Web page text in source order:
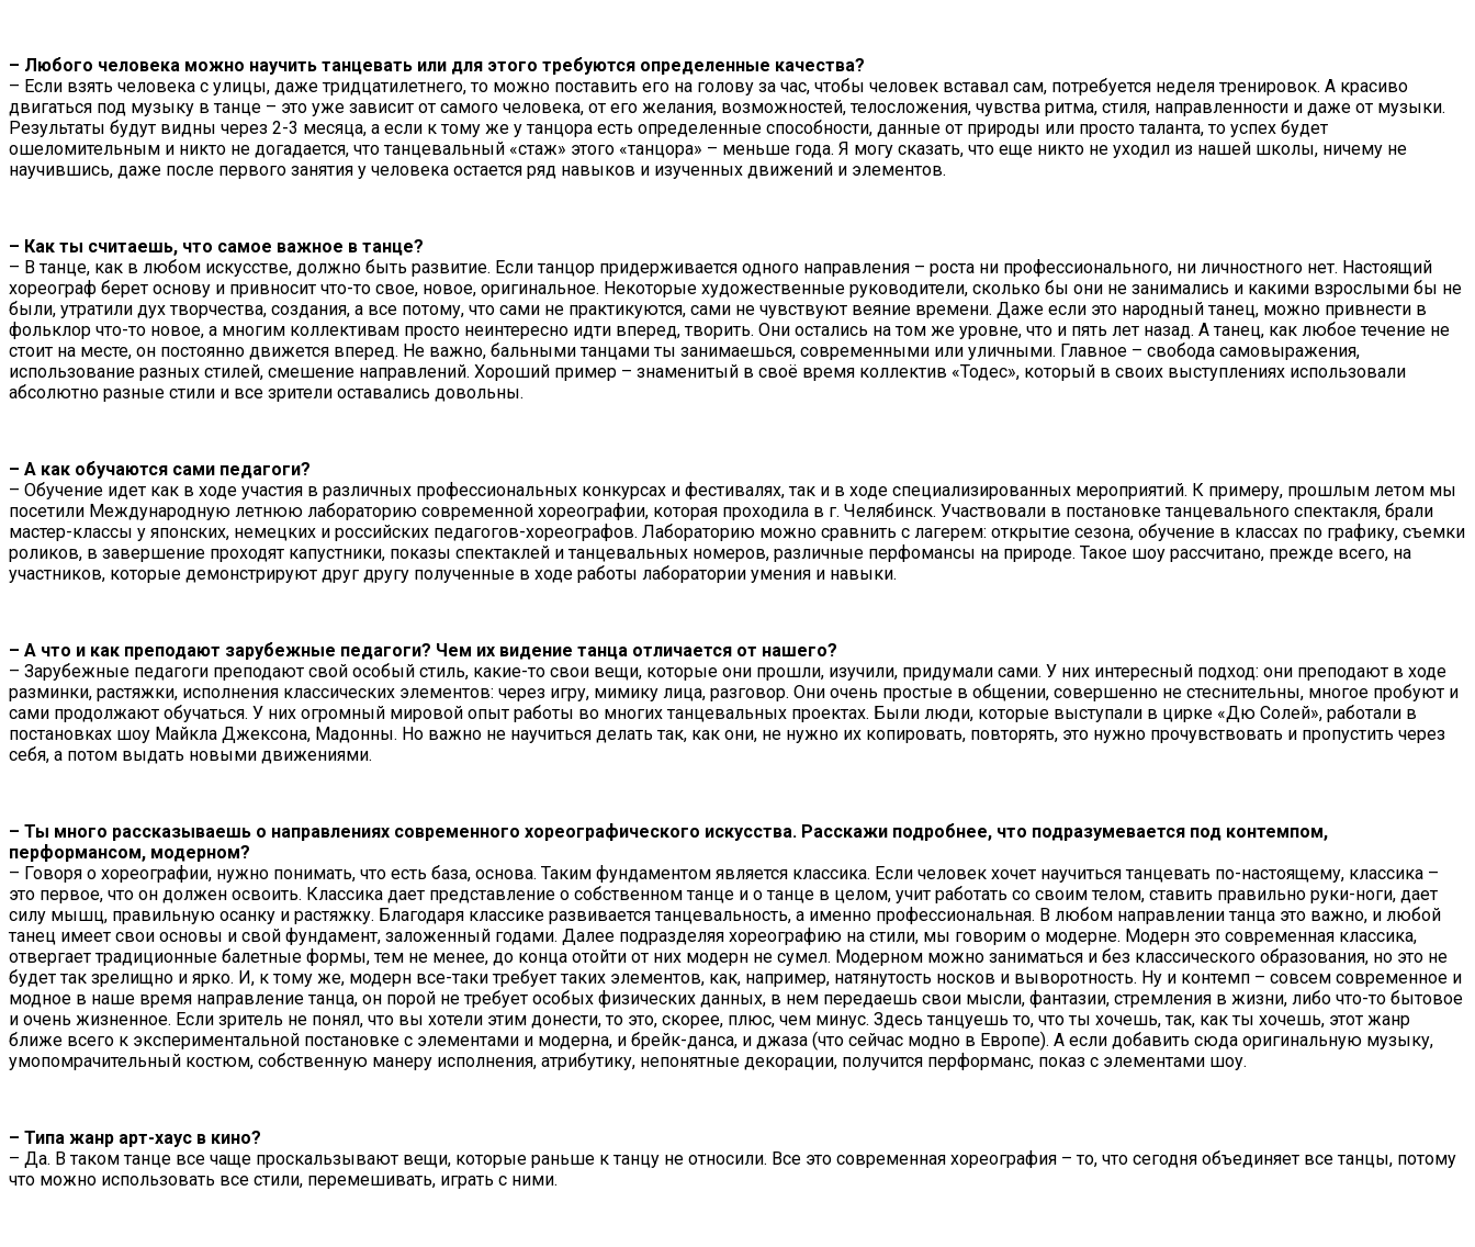
– Любого человека можно научить танцевать или для этого требуются определенные качества?
– Если взять человека с улицы, даже тридцатилетнего, то можно поставить его на голову за час, чтобы человек вставал сам, потребуется неделя тренировок. А красиво
двигаться под музыку в танце – это уже зависит от самого человека, от его желания, возможностей, телосложения, чувства ритма, стиля, направленности и даже от музыки.
Результаты будут видны через 2-3 месяца, а если к тому же у танцора есть определенные способности, данные от природы или просто таланта, то успех будет
ошеломительным и никто не догадается, что танцевальный «стаж» этого «танцора» – меньше года. Я могу сказать, что еще никто не уходил из нашей школы, ничему не
научившись, даже после первого занятия у человека остается ряд навыков и изученных движений и элементов.
– Как ты считаешь, что самое важное в танце?
– В танце, как в любом искусстве, должно быть развитие. Если танцор придерживается одного направления – роста ни профессионального, ни личностного нет. Настоящий
хореограф берет основу и привносит что-то свое, новое, оригинальное. Некоторые художественные руководители, сколько бы они не занимались и какими взрослыми бы не
были, утратили дух творчества, создания, а все потому, что сами не практикуются, сами не чувствуют веяние времени. Даже если это народный танец, можно привнести в
фольклор что-то новое, а многим коллективам просто неинтересно идти вперед, творить. Они остались на том же уровне, что и пять лет назад. А танец, как любое течение не
стоит на месте, он постоянно движется вперед. Не важно, бальными танцами ты занимаешься, современными или уличными. Главное – свобода самовыражения,
использование разных стилей, смешение направлений. Хороший пример – знаменитый в своё время коллектив «Тодес», который в своих выступлениях использовали
абсолютно разные стили и все зрители оставались довольны.
– А как обучаются сами педагоги?
– Обучение идет как в ходе участия в различных профессиональных конкурсах и фестивалях, так и в ходе специализированных мероприятий. К примеру, прошлым летом мы
посетили Международную летнюю лабораторию современной хореографии, которая проходила в г. Челябинск. Участвовали в постановке танцевального спектакля, брали
мастер-классы у японских, немецких и российских педагогов-хореографов. Лабораторию можно сравнить с лагерем: открытие сезона, обучение в классах по графику, съемки
роликов, в завершение проходят капустники, показы спектаклей и танцевальных номеров, различные перфомансы на природе. Такое шоу рассчитано, прежде всего, на
участников, которые демонстрируют друг другу полученные в ходе работы лаборатории умения и навыки.
– А что и как преподают зарубежные педагоги? Чем их видение танца отличается от нашего?
– Зарубежные педагоги преподают свой особый стиль, какие-то свои вещи, которые они прошли, изучили, придумали сами. У них интересный подход: они преподают в ходе
разминки, растяжки, исполнения классических элементов: через игру, мимику лица, разговор. Они очень простые в общении, совершенно не стеснительны, многое пробуют и
сами продолжают обучаться. У них огромный мировой опыт работы во многих танцевальных проектах. Были люди, которые выступали в цирке «Дю Солей», работали в
постановках шоу Майкла Джексона, Мадонны. Но важно не научиться делать так, как они, не нужно их копировать, повторять, это нужно прочувствовать и пропустить через
себя, а потом выдать новыми движениями.
– Ты много рассказываешь о направлениях современного хореографического искусства. Расскажи подробнее, что подразумевается под контемпом,
перформансом, модерном?
– Говоря о хореографии, нужно понимать, что есть база, основа. Таким фундаментом является классика. Если человек хочет научиться танцевать по-настоящему, классика –
это первое, что он должен освоить. Классика дает представление о собственном танце и о танце в целом, учит работать со своим телом, ставить правильно руки-ноги, дает
силу мышц, правильную осанку и растяжку. Благодаря классике развивается танцевальность, а именно профессиональная. В любом направлении танца это важно, и любой
танец имеет свои основы и свой фундамент, заложенный годами. Далее подразделяя хореографию на стили, мы говорим о модерне. Модерн это современная классика,
отвергает традиционные балетные формы, тем не менее, до конца отойти от них модерн не сумел. Модерном можно заниматься и без классического образования, но это не
будет так зрелищно и ярко. И, к тому же, модерн все-таки требует таких элементов, как, например, натянутость носков и выворотность. Ну и контемп – совсем современное и
модное в наше время направление танца, он порой не требует особых физических данных, в нем передаешь свои мысли, фантазии, стремления в жизни, либо что-то бытовое
и очень жизненное. Если зритель не понял, что вы хотели этим донести, то это, скорее, плюс, чем минус. Здесь танцуешь то, что ты хочешь, так, как ты хочешь, этот жанр
ближе всего к экспериментальной постановке с элементами и модерна, и брейк-данса, и джаза (что сейчас модно в Европе). А если добавить сюда оригинальную музыку,
умопомрачительный костюм, собственную манеру исполнения, атрибутику, непонятные декорации, получится перформанс, показ с элементами шоу.
– Типа жанр арт-хаус в кино?
– Да. В таком танце все чаще проскальзывают вещи, которые раньше к танцу не относили. Все это современная хореография – то, что сегодня объединяет все танцы, потому
что можно использовать все стили, перемешивать, играть с ними.